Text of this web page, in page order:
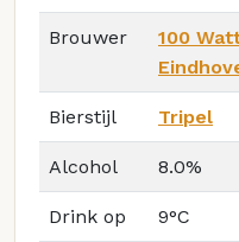
Brouwer
100
Bierstijl Tripel
Alcohol 8.0%
Drink op 9°C